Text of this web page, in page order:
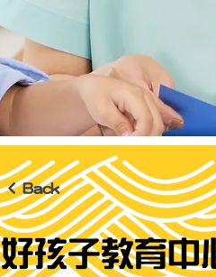
< Back
好孩子教育中